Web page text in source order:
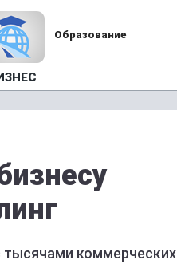
Образование
тысячами коммерческих